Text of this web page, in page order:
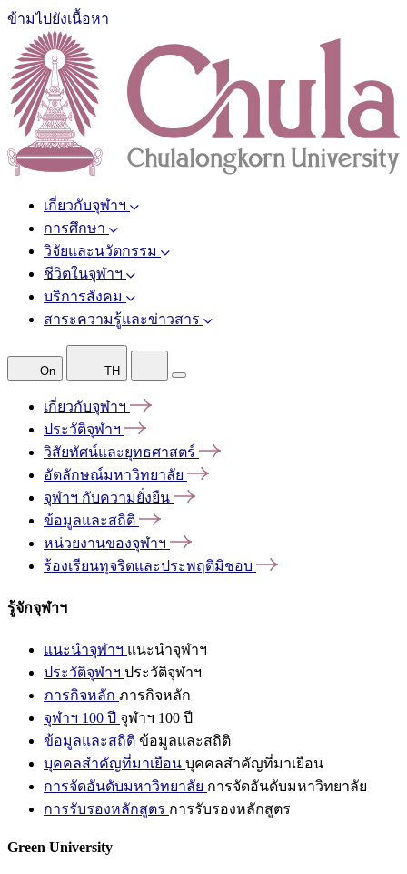
ข้ามไปยังเนื้อหา
เกี่ยวกับจุฬาฯ
การศึกษา
วิจัยและนวัตกรรม
ชีวิตในจุฬาฯ
บริการสังคม
สาระความรู้และข่าวสาร
On TH
เกี่ยวกับจุฬาฯ
ประวัติจุฬาฯ
วิสัยทัศน์และยุทธศาสตร์
อัตลักษณ์มหาวิทยาลัย
จุฬาฯ กับความยั่งยืน
ข้อมูลและสถิติ
หน่วยงานของจุฬาฯ
ร้องเรียนทุจริตและประพฤติมิชอบ
รู้จักจุฬาฯ
แนะนำจุฬาฯ แนะนำจุฬาฯ
ประวัติจุฬาฯ ประวัติจุฬาฯ
ภารกิจหลัก ภารกิจหลัก
จุฬาฯ 100 ปี จุฬาฯ 100 ปี
ข้อมูลและสถิติ ข้อมูลและสถิติ
บุคคลสำคัญที่มาเยือน บุคคลสำคัญที่มาเยือน
การจัดอันดับมหาวิทยาลัย การจัดอันดับมหาวิทยาลัย
การรับรองหลักสูตร การรับรองหลักสูตร
Green University